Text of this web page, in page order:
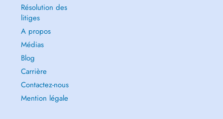
Résolution des
litiges
A propos
Médias
Blog
Carrière
Contactez-nous
Mention légale